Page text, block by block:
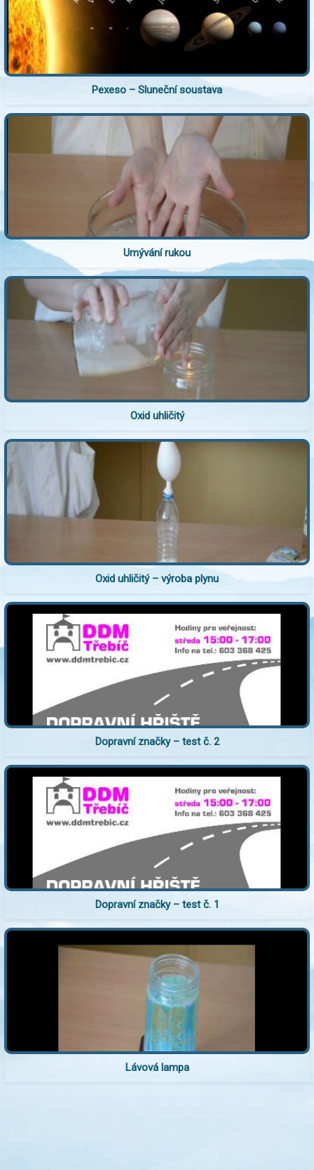
Pexeso – Sluneční soustava
Umývání rukou
Oxid uhličitý
Oxid uhličitý – výroba plynu
Dopravní značky – test č. 2
Dopravní značky – test č. 1
Lávová lampa